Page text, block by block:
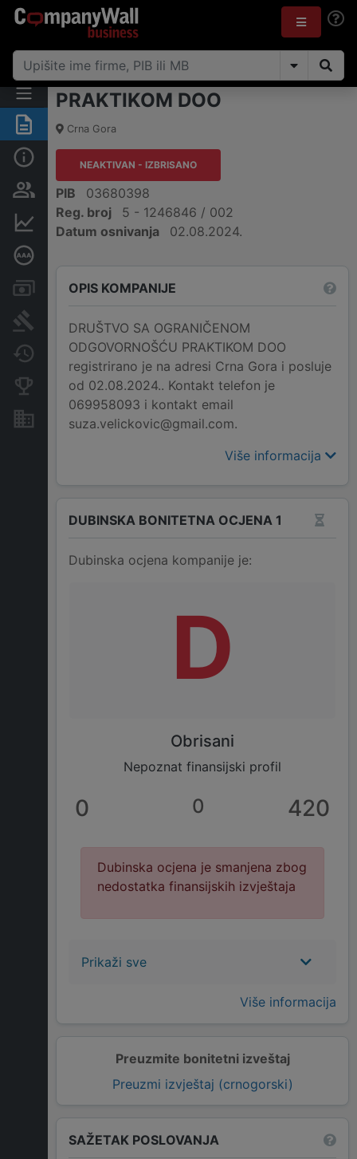
Sažetak
Osobe i vlasništvo
Finansijski podaci
Računi i blokade
Arhiva sudskih objava
Promjene
Konkurentne kompanije
Nekretnine i imovina
PRAKTIKOM DOO
Crna Gora
NEAKTIVAN - IZBRISANO
PIB
03680398
Reg. broj
5 - 1246846 / 002
Datum osnivanja
02.08.2024.
OPIS KOMPANIJE
DRUŠTVO SA OGRANIČENOM
ODGOVORNOŠĆU PRAKTIKOM DOO
registrirano je na adresi Crna Gora i posluje
od 02.08.2024.. Kontakt telefon je
069958093 i kontakt email
suza.velickovic@gmail.com.
Više informacija
Preuzmite bonitetni izveštaj
Preuzmi izvještaj (crnogorski)
DUBINSKA BONITETNA OCJENA 1
Dubinska ocjena kompanije je:
D
Obrisani
Nepoznat finansijski profil
0 0 420
Dubinska ocjena je smanjena zbog
nedostatka finansijskih izvještaja
Prikaži sve
Više informacija
SAŽETAK POSLOVANJA